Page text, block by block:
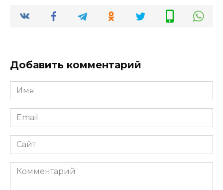
Добавить комментарий
Имя
*
Email
*
Сайт
Комментарий